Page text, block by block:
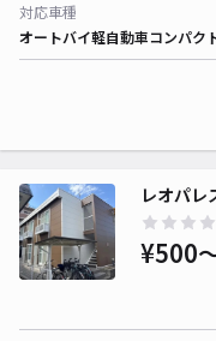
対応車種
オートバイ軽自動車コンパク
レオパレ
¥500